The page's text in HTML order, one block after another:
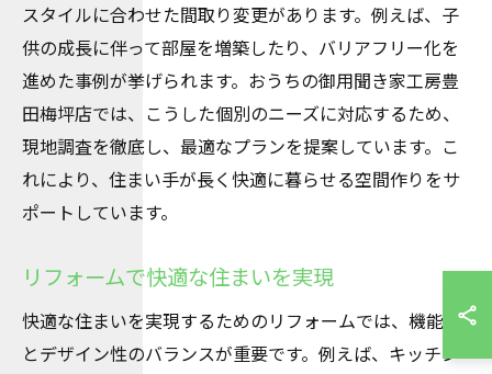
スタイルに合わせた間取り変更があります。例えば、子
供の成長に伴って部屋を増築したり、バリアフリー化を
進めた事例が挙げられます。おうちの御用聞き家工房豊
田梅坪店では、こうした個別のニーズに対応するため、
現地調査を徹底し、最適なプランを提案しています。こ
れにより、住まい手が長く快適に暮らせる空間作りをサ
ポートしています。
リフォームで快適な住まいを実現
快適な住まいを実現するためのリフォームでは、機能性
とデザイン性のバランスが重要です。例えば、キッチン